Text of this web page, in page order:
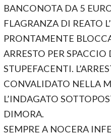
BANCONOTA DA 5
FLAGRANZA DI REATO
PRONTAMENTE
ARRESTO PER SPACCIO
STUPEFACENTI.
CONVALIDATO NELLA
L’INDAGATO
DIMORA.
SEMPRE A NOCERA